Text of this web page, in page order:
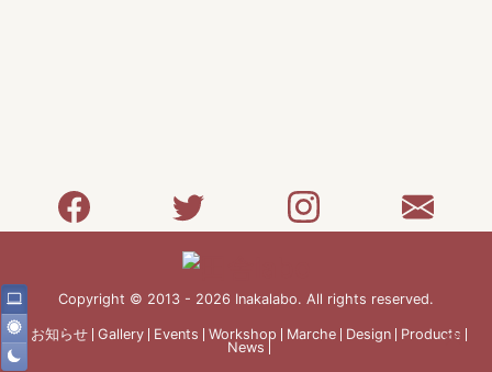
Copyright © 2013 - 2026 Inakalabo. All rights reserved.
お知らせ Gallery Events Workshop Marche Design
Products
News